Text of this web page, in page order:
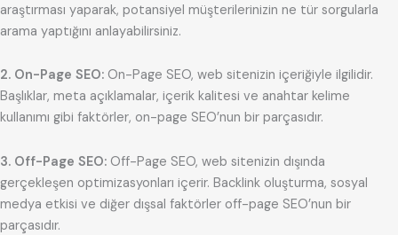
araştırması yaparak, potansiyel müşterilerinizin ne tür sorgularla
arama yaptığını anlayabilirsiniz.
2. On-Page SEO: On-Page SEO, web sitenizin içeriğiyle ilgilidir.
Başlıklar, meta açıklamalar, içerik kalitesi ve anahtar kelime
kullanımı gibi faktörler, on-page SEO’nun bir parçasıdır.
3. Off-Page SEO: Off-Page SEO, web sitenizin dışında
gerçekleşen optimizasyonları içerir. Backlink oluşturma, sosyal
medya etkisi ve diğer dışsal faktörler off-page SEO’nun bir
parçasıdır.